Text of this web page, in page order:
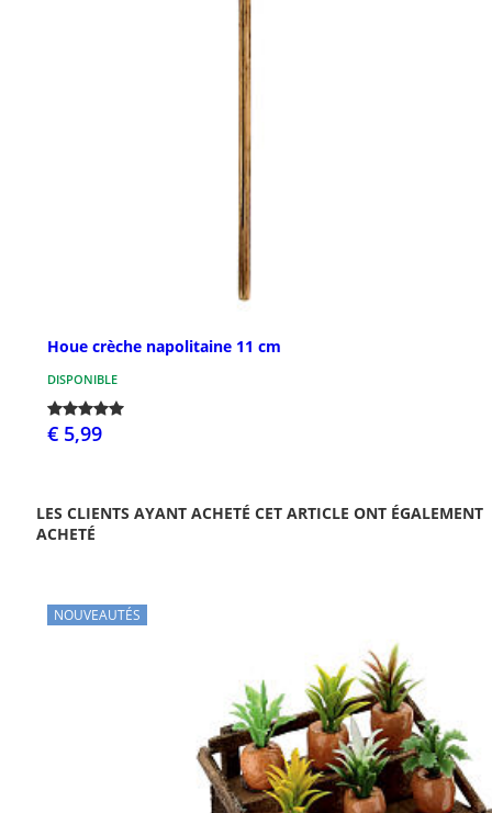
Houe crèche napolitaine 11 cm
DISPONIBLE
€ 5,99
LES CLIENTS AYANT ACHETÉ CET ARTICLE ONT ÉGALEMENT
ACHETÉ
NOUVEAUTÉS